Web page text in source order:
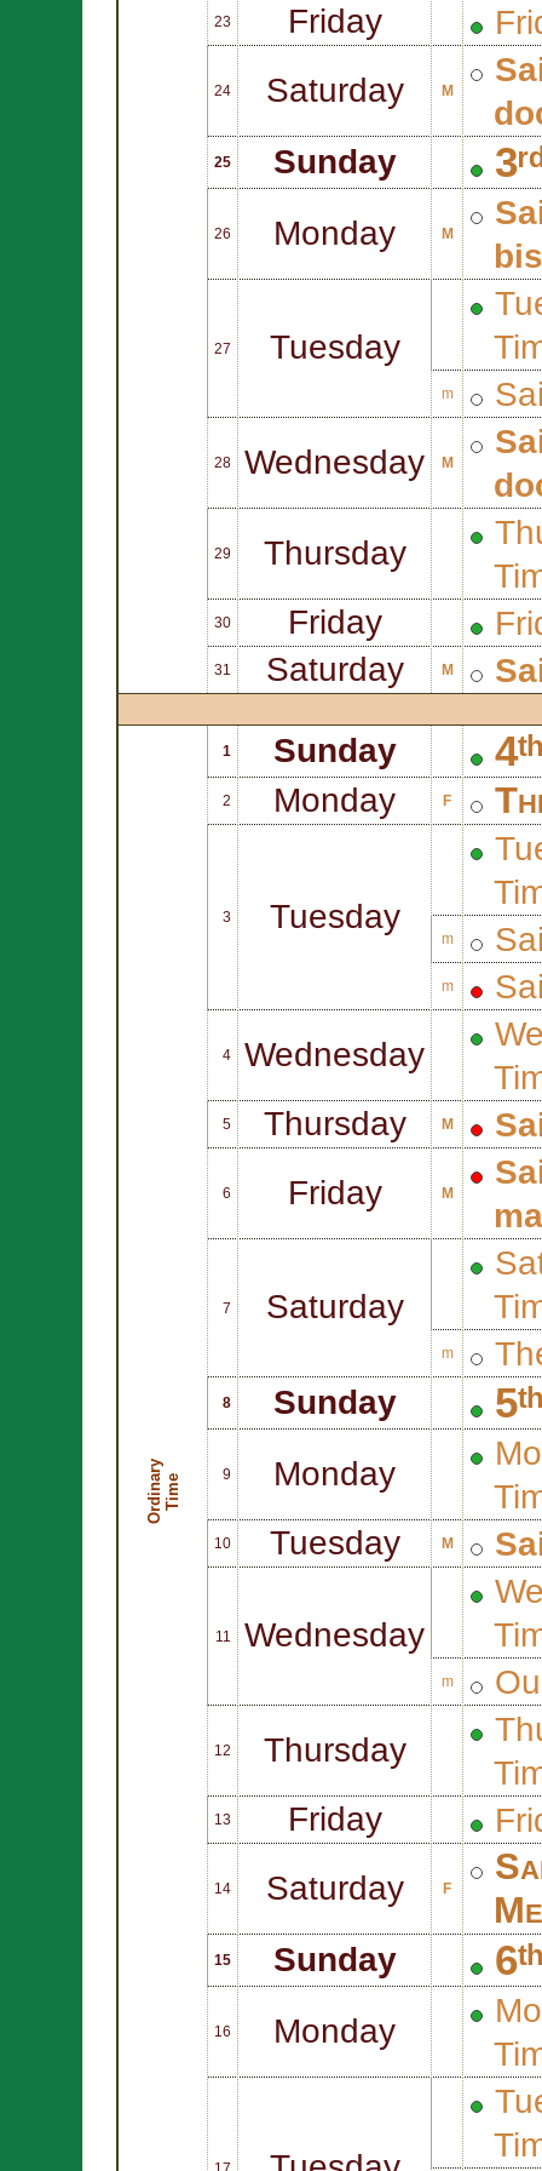
23 Friday
24 Saturday M
25 Sunday
26 Monday M
27 Tuesday
m
28 Wednesday M
29 Thursday
30 Friday
31 Saturday M
O
r
d
i
na
r
y
T
i
me
1 Sunday
2 Monday F
3 Tuesday
m
m
4 Wednesday
5 Thursday M
6 Friday M
7 Saturday
m
8 Sunday
9 Monday
10 Tuesday M
11 Wednesday
m
12 Thursday
13 Friday
14 Saturday F
15 Sunday
16 Monday